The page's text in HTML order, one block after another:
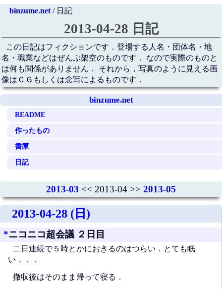
binzume.net/ 日記
2013-04-28 日記
この日記はフィクションです．登場する人名・団体名・地
名・職業などはぜんぶ架空のものです． なので実際のものと
は何も関係がありません． それから，写真のように見える画
像はＣＧもしくは念写によるものです．
binzume.net
README
作ったもの
書庫
日記
2013-03 << 2013-04 >> 2013-05
2013-04-28 (日)
*ニコニコ超会議 ２日目
二日連続で５時とかにおきるのはつらい．とても眠
い．．．
撤収後はそのまま帰って寝る．